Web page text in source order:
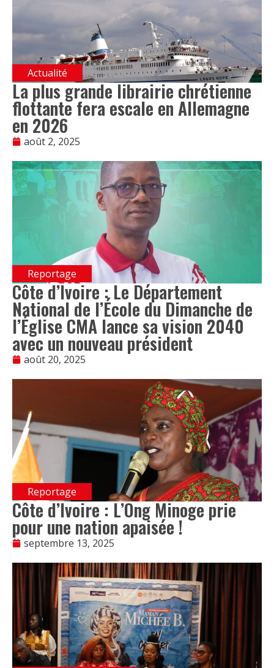
Actualité
La plus grande librairie chrétienne
flottante fera escale en Allemagne
en 2026
août 2, 2025
Reportage
Côte d’Ivoire : Le Département
National de l’École du Dimanche de
l’Église CMA lance sa vision 2040
avec un nouveau président
août 20, 2025
Reportage
Côte d’Ivoire : L’Ong Minoge prie
pour une nation apaisée !
septembre 13, 2025